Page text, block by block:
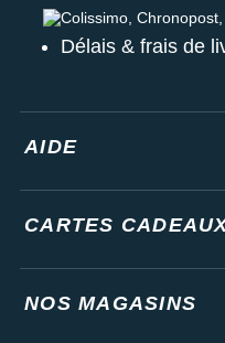
Colissimo, Chronopost,
Délais & frais de
AIDE
CARTES
NOS MAGASINS